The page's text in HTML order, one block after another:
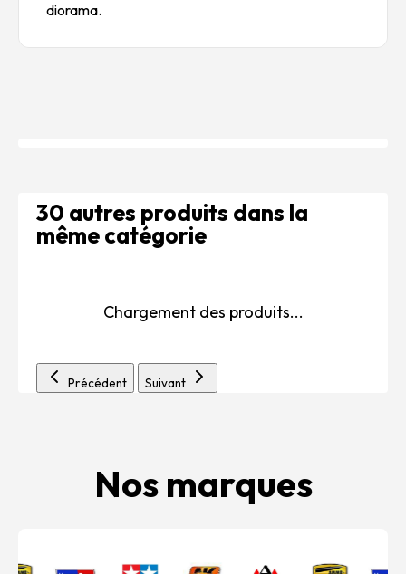
diorama.
30 autres produits dans la
même catégorie
Chargement des produits...
Précédent Suivant
Nos marques